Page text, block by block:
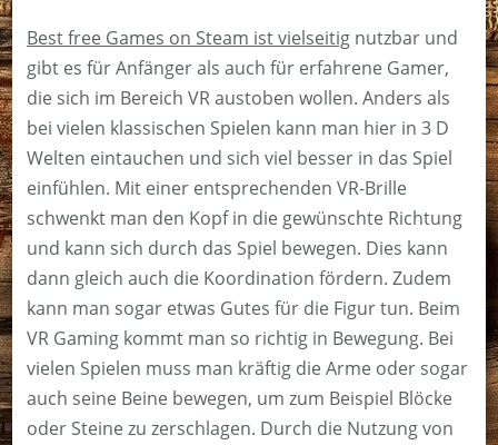
Best free Games on Steam ist vielseitignutzbar und
gibt es für Anfänger als auch für erfahrene Gamer,
die sich im Bereich VR austoben wollen. Anders als
bei vielen klassischen Spielen kann man hier in 3 D
Welten eintauchen und sich viel besser in das Spiel
einfühlen. Mit einer entsprechenden VR-Brille
schwenkt man den Kopf in die gewünschte Richtung
und kann sich durch das Spiel bewegen. Dies kann
dann gleich auch die Koordination fördern. Zudem
kann man sogar etwas Gutes für die Figur tun. Beim
VR Gaming kommt man so richtig in Bewegung. Bei
vielen Spielen muss man kräftig die Arme oder sogar
auch seine Beine bewegen, um zum Beispiel Blöcke
oder Steine zu zerschlagen. Durch die Nutzung von